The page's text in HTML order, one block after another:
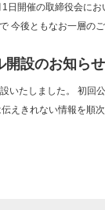
開催の取締役会に
今後ともなお一層の
開設のお知らせ
いたしました。 初
えきれない情報を順